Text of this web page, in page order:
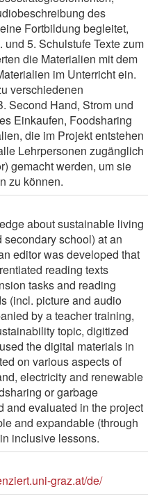
des
Fortbildung begleitet,
5. Schulstufe Texte zum
die Materialien mit dem
im Unterricht ein.
verschiedenen
Second Hand, Strom und
Einkaufen, Foodsharing
die im Projekt entstehen
Lehrpersonen zugänglich
gemacht werden, um sie
zu können.
about sustainable living
school) at an
editor was developed that
reading texts
tasks and reading
(incl. picture and audio
by a teacher training,
topic, digitized
the digital materials in
on various aspects of
electricity and renewable
or garbage
and evaluated in the project
and expandable (through
inclusive lessons.
graz.at/de/